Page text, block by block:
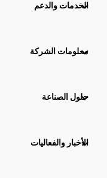
الخدمات والدعم
معلومات الشركة
حلول الصناعة
الأخبار والفعاليات